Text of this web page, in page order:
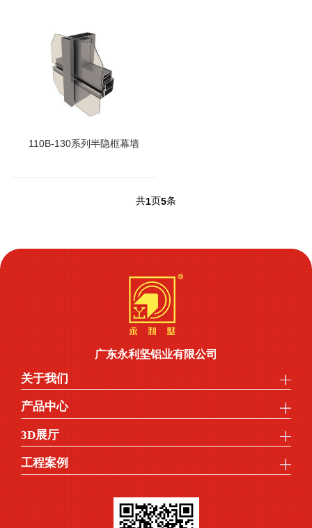
110B-130系列半隐框幕墙
共1页5条
广东永利坚铝业有限公司
关于我们
产品中心
3D展厅
工程案例